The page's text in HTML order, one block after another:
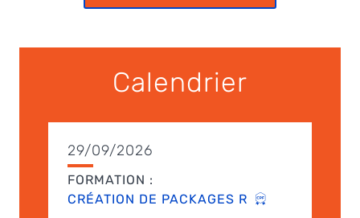
Calendrier
29/09/2026
FORMATION :
CRÉATION DE PACKAGES R